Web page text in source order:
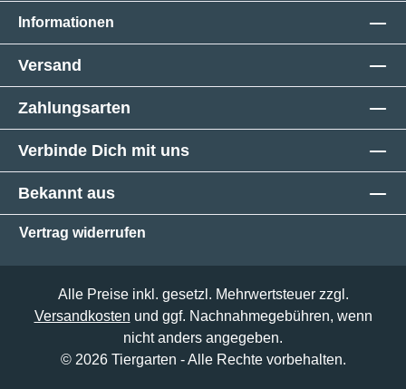
Informationen
Versand
Zahlungsarten
Verbinde Dich mit uns
Bekannt aus
Vertrag widerrufen
Alle Preise inkl. gesetzl. Mehrwertsteuer zzgl.
Versandkosten und ggf. Nachnahmegebühren, wenn
nicht anders angegeben.
© 2026 Tiergarten - Alle Rechte vorbehalten.